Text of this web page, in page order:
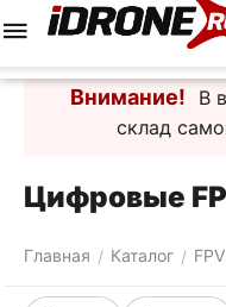
Внимание!
В
склад
Цифровые
Главная / Каталог / FPV
Корзина